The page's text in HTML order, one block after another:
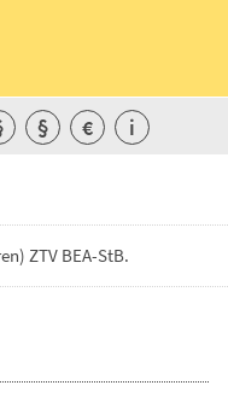
ZTV BEA-StB.
§ € i